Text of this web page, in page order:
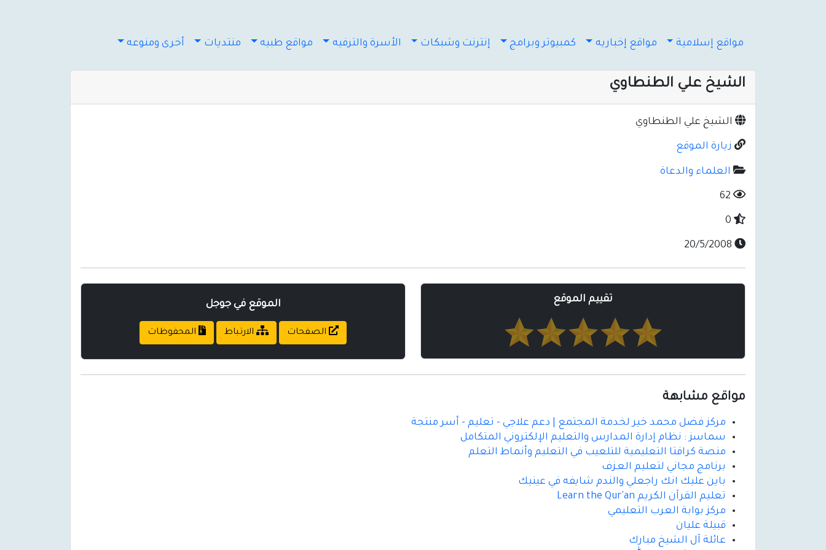
مواقع إسلامية مواقع إخباريه كمبيوتر وبرامج إنترنت وشبكات الأسرة والترفيه مواقع طبيه منتديات أخرى ومنوعه
الشيخ علي الطنطاوي
الشيخ علي الطنطاوي
زيارة الموقع
العلماء والدعاة
تقييم الموقع الموقع في جوجل
الصفحات الارتباط المحفوظات
مواقع مشابهة
مركز فضل محمد خير لخدمة المجتمع | دعم علاجي - تعليم - أسر منتجة
سماسز : نظام إدارة المدارس والتعليم الإلكتروني المتكامل
منصة كرافتا التعليمية للتلعيب في التعليم وأنماط التعلم
برنامج مجاني لتعليم العـزف
باين عليك انك راجعلي والندم شايفه في عينيك
تعليم القرآن الكريم Learn the Qur'an
مركز بوابة العرب التعليمي
قبيلة عليان
عائلة آل الشيخ مبارك